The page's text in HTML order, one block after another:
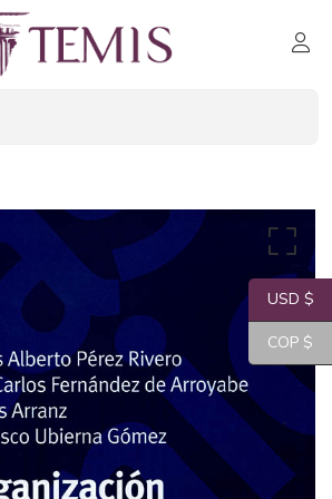
USD $
COP $